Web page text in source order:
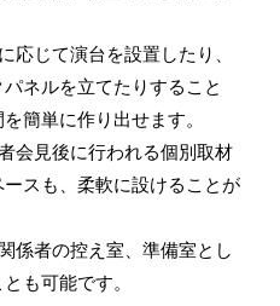
応じて演台を設置したり、
ネルを立てたりすること
簡単に作り出せます。
会見後に行われる個別取材
スも、柔軟に設けることが
係者の控え室、準備室とし
も可能です。